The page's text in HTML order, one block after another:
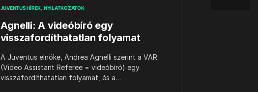
JUVENTUS HÍREK NYILATKOZATOK
Agnelli: A videóbíró egy
visszafordíthatatlan folyamat
A Juventus elnöke, Andrea Agnelli szerint a VAR
(Video Assistant Referee = videóbíró) egy
visszafordíthatatlan folyamat, és a…